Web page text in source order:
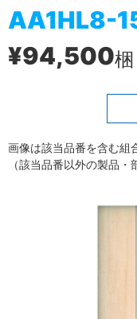
AA1HL8-
¥94,500梱
画像は該当品番を含む組
（該当品番以外の製品・